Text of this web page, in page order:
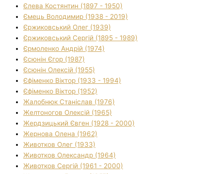
Єлева Костянтин (1897 - 1950)
Ємець Володимир (1938 - 2019)
Єржиковський Олег (1939)
Єржиковський Сергій (1895 - 1989)
Єрмоленко Андрій (1974)
Єсюнін Єгор (1987)
Єсюнін Олексій (1955)
Єфіменко Віктор (1933 - 1994)
Єфіменко Віктор (1952)
Жалобнюк Станіслав (1976)
Желтоногов Олексій (1965)
Жердзицький Євген (1928 - 2000)
Жернова Олена (1962)
Животков Олег (1933)
Животков Олександр (1964)
Животков Сергій (1961 - 2000)